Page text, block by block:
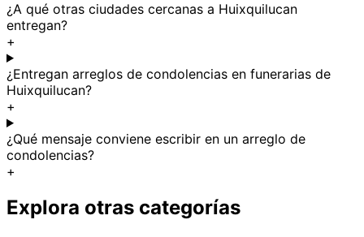
¿A qué otras ciudades cercanas a Huixquilucan
entregan?
+
¿Entregan arreglos de condolencias en funerarias de
Huixquilucan?
+
¿Qué mensaje conviene escribir en un arreglo de
condolencias?
+
Explora otras categorías